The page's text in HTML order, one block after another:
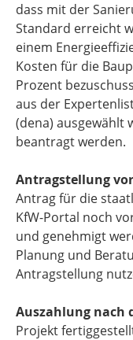
dass mit der
Standard erreicht
einem
Kosten für die
Prozent
aus der
(dena) ausgewählt
beantragt werden.
Antragstellung
Antrag für die
KfW-Portal noch
und genehmigt
Planung und
Antragstellung
Auszahlung nach
Projekt